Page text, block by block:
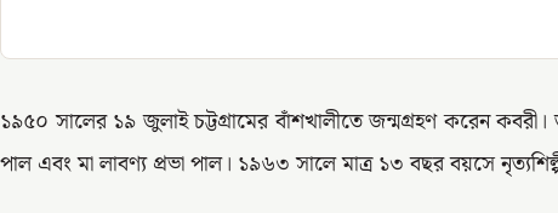
১৯৫০ সালের ১৯ জুলাই চট্টগ্রামের বাঁশখালীতে জন্মগ্রহণ করেন
পাল এবং মা লাবণ্য প্রভা পাল। ১৯৬৩ সালে মাত্র ১৩ বছর বয়সে